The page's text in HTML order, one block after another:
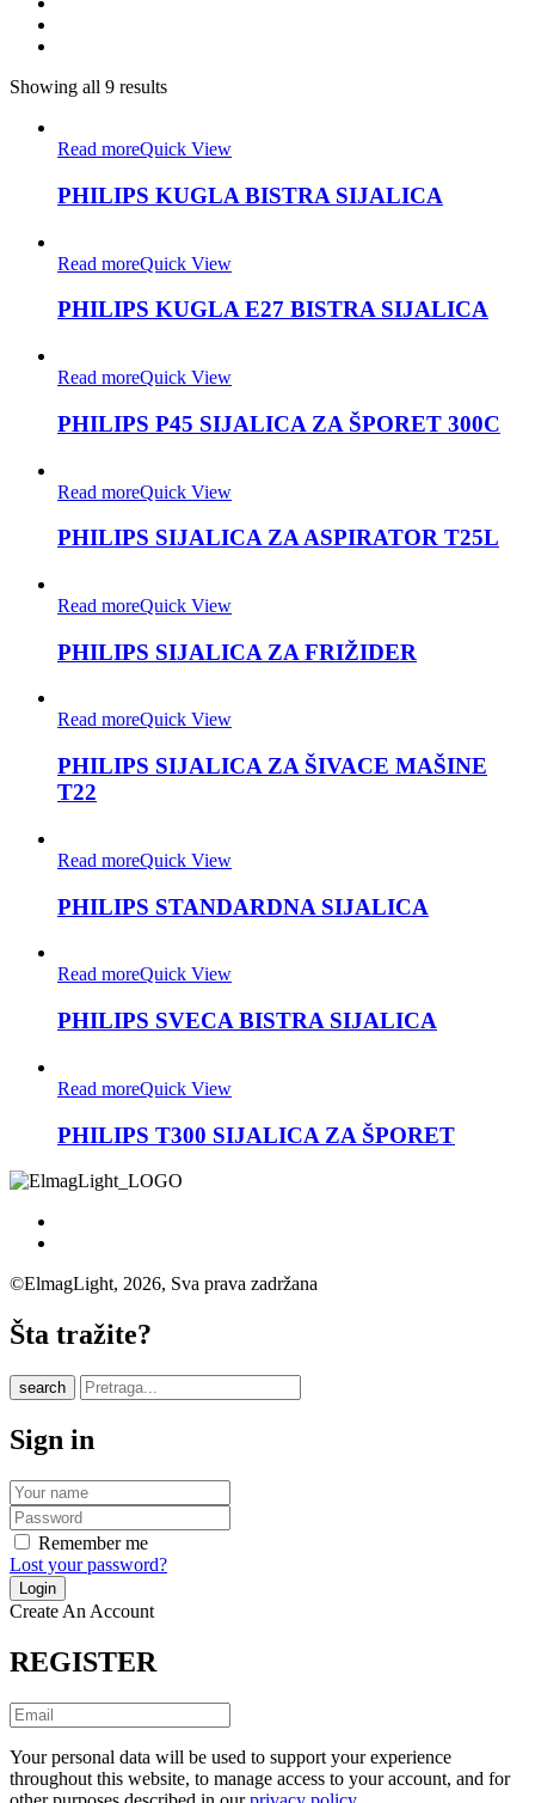
Showing all 9 results
Read moreQuick View
PHILIPS KUGLA BISTRA SIJALICA
Read moreQuick View
PHILIPS KUGLA E27 BISTRA SIJALICA
Read moreQuick View
PHILIPS P45 SIJALICA ZA ŠPORET 300C
Read moreQuick View
PHILIPS SIJALICA ZA ASPIRATOR T25L
Read moreQuick View
PHILIPS SIJALICA ZA FRIŽIDER
Read moreQuick View
PHILIPS SIJALICA ZA ŠIVACE MAŠINE
T22
Read moreQuick View
PHILIPS STANDARDNA SIJALICA
Read moreQuick View
PHILIPS SVECA BISTRA SIJALICA
Read moreQuick View
PHILIPS T300 SIJALICA ZA ŠPORET
©ElmagLight, 2026, Sva prava zadržana
Šta tražite?
search
Sign in
Remember me
Lost your password?
Create An Account
REGISTER
Your personal data will be used to support your experience
throughout this website, to manage access to your account, and for